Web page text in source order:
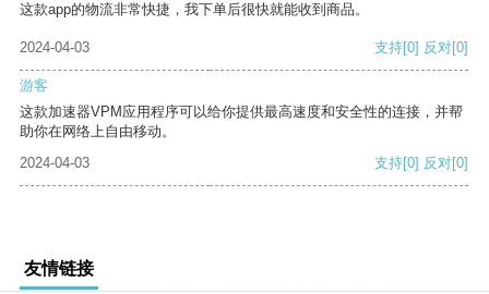
这款app的物流非常快捷，我下单后很快就能收到商品。
2024-04-03 支持[0] 反对[0]
游客
这款加速器VPM应用程序可以给你提供最高速度和安全性的连接，并帮
助你在网络上自由移动。
2024-04-03
支持[0] 反对[0]
友情链接